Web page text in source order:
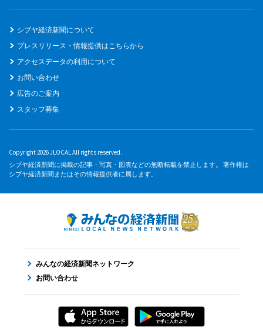
シブヤ経済新聞について
プレスリリース・情報提供はこちらから
アクセスデータの利用について
お問い合わせ
広告のご案内
スタッフ募集
Copyright 2026 JLOCAL All rights reserved.
シブヤ経済新聞に掲載の記事・写真・図表などの無断転載を禁止します。 著作権は
シブヤ経済新聞またはその情報提供者に属します。
みんなの経済新聞ネットワーク
お問い合わせ